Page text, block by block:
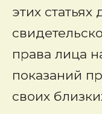
этих статьях
права лица
показаний
своих